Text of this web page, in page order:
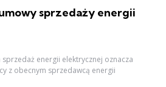
sprzedaży energii
energii elektrycznej oznacza
z obecnym sprzedawcą energii